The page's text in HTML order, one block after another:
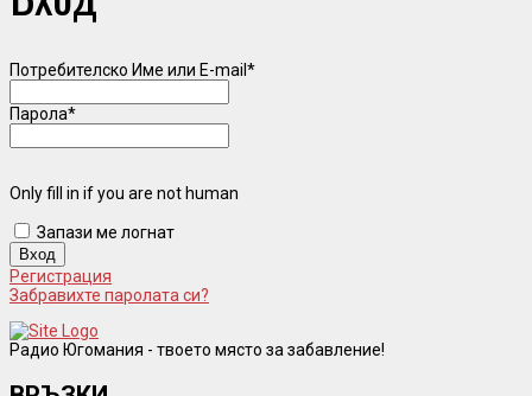
Потребителско Име или E-mail *
Парола*
Only fill in if you are not human
Запази ме логнат
Регистрация
Забравихте паролата си?
Радио Югомания - твоето място за забавление!